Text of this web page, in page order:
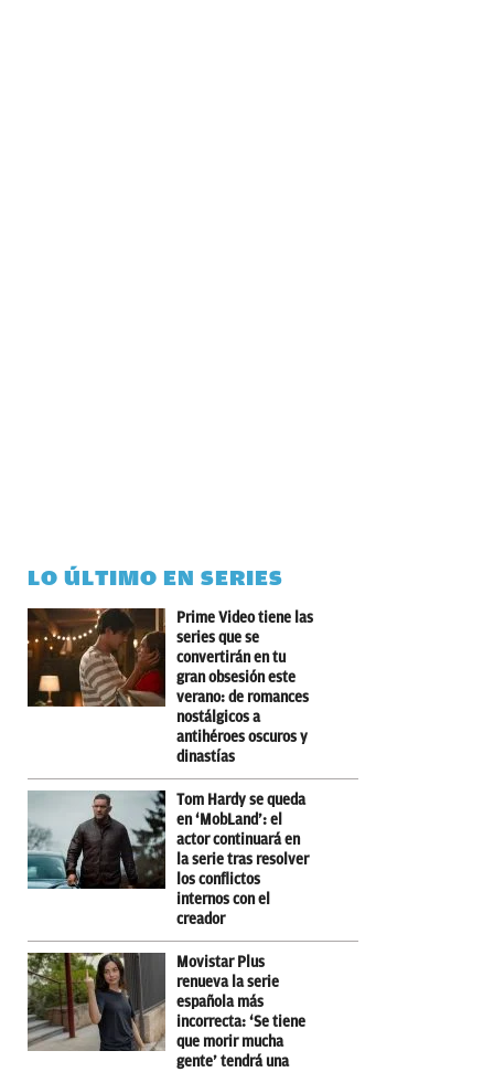
LO ÚLTIMO EN SERIES
Prime Video tiene las
series que se
convertirán en tu
gran obsesión este
verano: de romances
nostálgicos a
antihéroes oscuros y
dinastías
Tom Hardy se queda
en ‘MobLand’: el
actor continuará en
la serie tras resolver
los conflictos
internos con el
creador
Movistar Plus
renueva la serie
española más
incorrecta: ‘Se tiene
que morir mucha
gente’ tendrá una